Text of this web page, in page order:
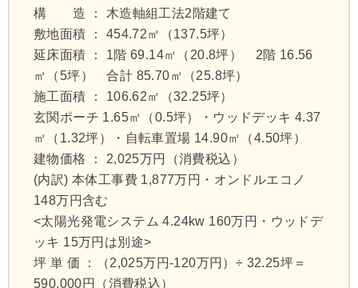
構 造 ： 木造軸組工法2階建て
敷地面積 ： 454.72㎡（137.5坪）
延床面積 ： 1階 69.14㎡（20.8坪） 2階 16.56
㎡（5坪） 合計 85.70㎡（25.8坪）
施工面積 ： 106.62㎡（32.25坪）
玄関ポーチ 1.65㎡（0.5坪）・ウッドデッキ 4.37
㎡（1.32坪）・自転車置場 14.90㎡（4.50坪）
建物価格 ： 2,025万円（消費税込）
(内訳) 本体工事費 1,877万円・オンドルエコノ
148万円含む
<太陽光発電システム 4.24kw 160万円・ウッドデ
ッキ 15万円は別途>
坪 単 価 ：（2,025万円-120万円）÷ 32.25坪＝
590,000円（消費税込）